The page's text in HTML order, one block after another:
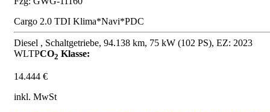
Cargo 2.0 TDI Klima*Navi*PDC
Diesel , Schaltgetriebe, 94.138 km, 75 kW (102 PS), EZ: 2023
WLTPCO2 Klasse:
14.444 €
inkl. MwSt